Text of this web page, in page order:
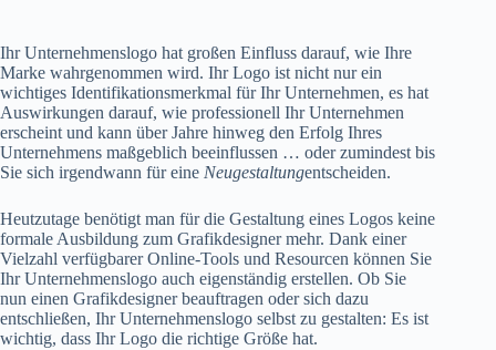
Ihr Unternehmenslogo hat großen Einfluss darauf, wie Ihre
Marke wahrgenommen wird. Ihr Logo ist nicht nur ein
wichtiges Identifikationsmerkmal für Ihr Unternehmen, es hat
Auswirkungen darauf, wie professionell Ihr Unternehmen
erscheint und kann über Jahre hinweg den Erfolg Ihres
Unternehmens maßgeblich beeinflussen … oder zumindest bis
Sie sich irgendwann für eine Neugestaltungentscheiden.
Heutzutage benötigt man für die Gestaltung eines Logos keine
formale Ausbildung zum Grafikdesigner mehr. Dank einer
Vielzahl verfügbarer Online-Tools und Resourcen können Sie
Ihr Unternehmenslogo auch eigenständig erstellen. Ob Sie
nun einen Grafikdesigner beauftragen oder sich dazu
entschließen, Ihr Unternehmenslogo selbst zu gestalten: Es ist
wichtig, dass Ihr Logo die richtige Größe hat.